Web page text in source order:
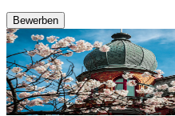
Bewerben